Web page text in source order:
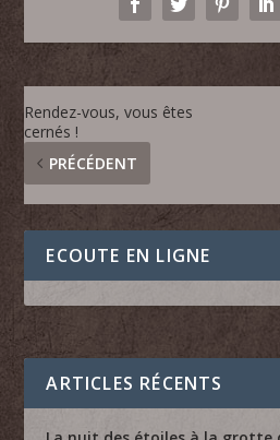
Rendez-vous, vous êtes
cernés !
PRÉCÉDENT
ECOUTE EN LIGNE
ARTICLES RÉCENTS